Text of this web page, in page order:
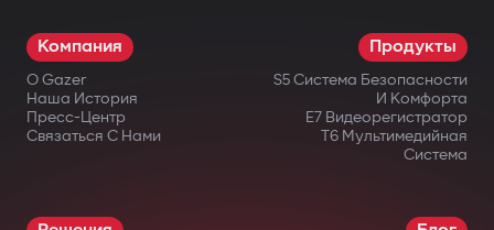
Компания
О Gazer
Наша История
Пресс-Центр
Связаться С Нами
Продукты
S5 Система Безопасности
И Комфорта
E7 Видеорегистратор
T6 Мультимедийная
Система